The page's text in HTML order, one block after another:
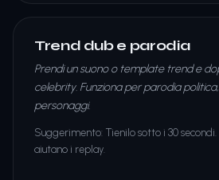
Trend dub e parodia
Prendi un suono o template trend e
celebrity. Funziona per parodia
personaggi.
Suggerimento: Tienilo sotto i 30
aiutano i replay.